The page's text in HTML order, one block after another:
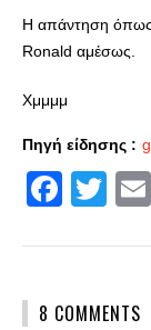
Η απάντηση όπως
Ronald αμέσως.
Χμμμμ
Πηγή είδησης :
8 COMMENTS